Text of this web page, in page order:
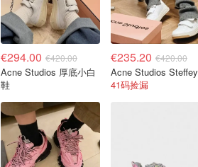
€294.00 €420.00
Acne Studios 厚底小白
鞋
€235.20 €420.00
41码捡漏